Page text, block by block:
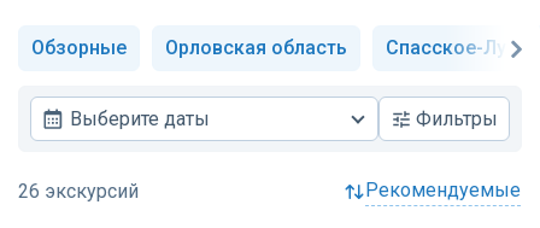
Обзорные Орловская область Спасское-
Выберите даты Фильтры
рекомендуемые